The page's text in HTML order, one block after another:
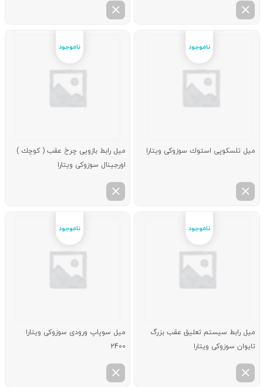
میل تلسكوپی استوك سوزوکی ویتارا
میل رابط بازویی چرخ عقب ( كوچك )
اورجینال سوزوکی ویتارا
میل رابط سیستم تعلیق عقب بزرگ
تایوان سوزوکی ویتارا
میل سوپاپ ورودی سوزوکی ویتارا
2400